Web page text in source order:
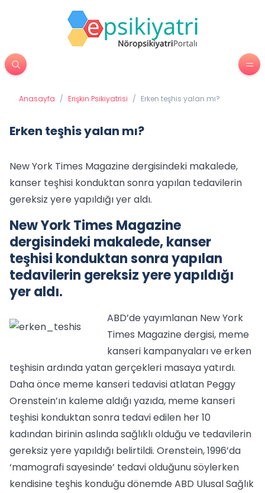
Anasayfa / Erişkin Psikiyatrisi / Erken teşhis yalan mı?
Erken teşhis yalan mı?
New York Times Magazine dergisindeki makalede,
kanser teşhisi konduktan sonra yapılan tedavilerin
gereksiz yere yapıldığı yer aldı.
New York Times Magazine
dergisindeki makalede, kanser
teşhisi konduktan sonra yapılan
tedavilerin gereksiz yere yapıldığı
yer aldı.
ABD’de yayımlanan New York
Times Magazine dergisi, meme
kanseri kampanyaları ve erken
teşhisin ardında yatan gerçekleri masaya yatırdı.
Daha önce meme kanseri tedavisi atlatan Peggy
Orenstein’ın kaleme aldığı yazıda, meme kanseri
teşhisi konduktan sonra tedavi edilen her 10
kadından birinin aslında sağlıklı olduğu ve tedavilerin
gereksiz yere yapıldığı belirtildi. Orenstein, 1996’da
‘mamografi sayesinde’ tedavi olduğunu söylerken
kendisine teşhis konduğu dönemde ABD Ulusal Sağlık